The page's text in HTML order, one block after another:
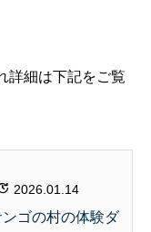
詳細は下記をご覧
2026.01.14
ゴの村の体験ダ